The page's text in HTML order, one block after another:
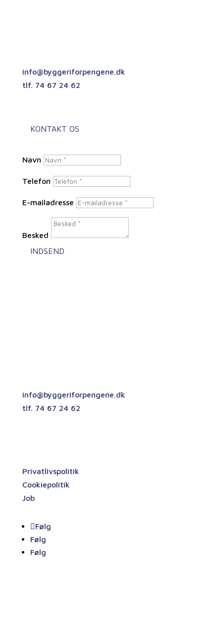
info@byggeriforpengene.dk
tlf. 74 67 24 62
KONTAKT OS
Navn
Telefon
E-mailadresse
Besked
INDSEND
info@byggeriforpengene.dk
tlf. 74 67 24 62
Privatlivspolitik
Cookiepolitik
Job
Følg
Følg
Følg